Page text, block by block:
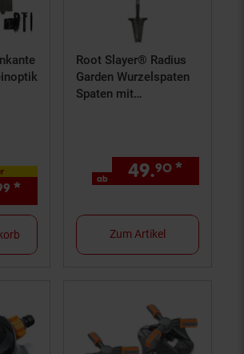
5 von 5 Sternen
* € Sternchen
Root Slayer® Radius
Garden Wurzelspaten
Spaten mit
ab 49.90 *
Zum Artikel